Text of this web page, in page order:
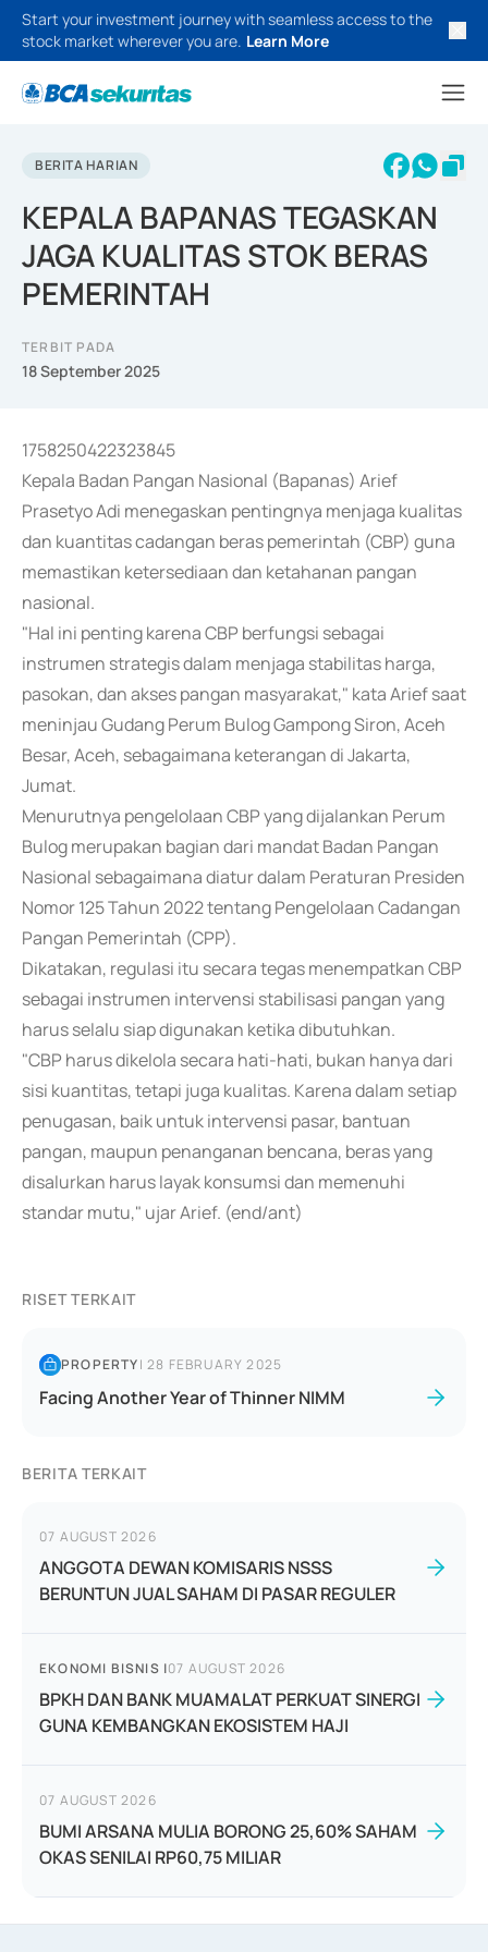
Start your investment journey with seamless access to the
stock market wherever you are. Learn More
BERITA HARIAN
KEPALA BAPANAS TEGASKAN
JAGA KUALITAS STOK BERAS
PEMERINTAH
TERBIT PADA
18 September 2025
1758250422323845
Kepala Badan Pangan Nasional (Bapanas) Arief
Prasetyo Adi menegaskan pentingnya menjaga kualitas
dan kuantitas cadangan beras pemerintah (CBP) guna
memastikan ketersediaan dan ketahanan pangan
nasional.
"Hal ini penting karena CBP berfungsi sebagai
instrumen strategis dalam menjaga stabilitas harga,
pasokan, dan akses pangan masyarakat," kata Arief saat
meninjau Gudang Perum Bulog Gampong Siron, Aceh
Besar, Aceh, sebagaimana keterangan di Jakarta,
Jumat.
Menurutnya pengelolaan CBP yang dijalankan Perum
Bulog merupakan bagian dari mandat Badan Pangan
Nasional sebagaimana diatur dalam Peraturan Presiden
Nomor 125 Tahun 2022 tentang Pengelolaan Cadangan
Pangan Pemerintah (CPP).
Dikatakan, regulasi itu secara tegas menempatkan CBP
sebagai instrumen intervensi stabilisasi pangan yang
harus selalu siap digunakan ketika dibutuhkan.
"CBP harus dikelola secara hati-hati, bukan hanya dari
sisi kuantitas, tetapi juga kualitas. Karena dalam setiap
penugasan, baik untuk intervensi pasar, bantuan
pangan, maupun penanganan bencana, beras yang
disalurkan harus layak konsumsi dan memenuhi
standar mutu," ujar Arief. (end/ant)
RISET TERKAIT
PROPERTY|28 FEBRUARY 2025
Facing Another Year of Thinner NIMM
BERITA TERKAIT
07 AUGUST 2026
ANGGOTA DEWAN KOMISARIS NSSS
BERUNTUN JUAL SAHAM DI PASAR REGULER
EKONOMI BISNIS |07 AUGUST 2026
BPKH DAN BANK MUAMALAT PERKUAT SINERGI
GUNA KEMBANGKAN EKOSISTEM HAJI
07 AUGUST 2026
BUMI ARSANA MULIA BORONG 25,60% SAHAM
OKAS SENILAI RP60,75 MILIAR